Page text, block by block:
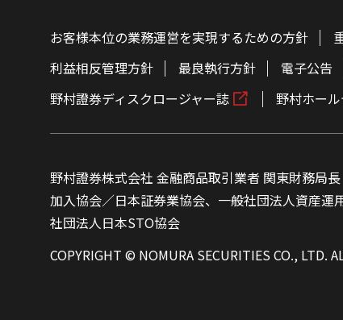
お客様本位の業務運営を実現するための方針
利益相反管理方針
最良執行方針 電子公告
野村證券ディスクロージャー誌
野村ホー
野村證券株式会社 金融商品取引業者 関東財務局
加入協会／日本証券業協会、一般社団法人資産
社団法人日本STO協会
COPYRIGHT © NOMURA SECURITIES CO., LTD.